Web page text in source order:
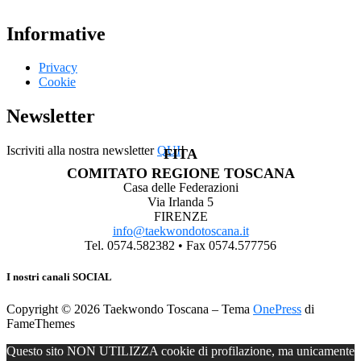
Informative
Privacy
Cookie
Newsletter
Iscriviti alla nostra newsletterQUI!
FITA
COMITATO REGIONE TOSCANA
Casa delle Federazioni
Via Irlanda 5
FIRENZE
info@taekwondotoscana.it
Tel. 0574.582382 • Fax 0574.577756
I nostri canali SOCIAL
Copyright © 2026 Taekwondo Toscana – Tema OnePress di
FameThemes
Questo sito NON UTILIZZA cookie di profilazione, ma unicamente